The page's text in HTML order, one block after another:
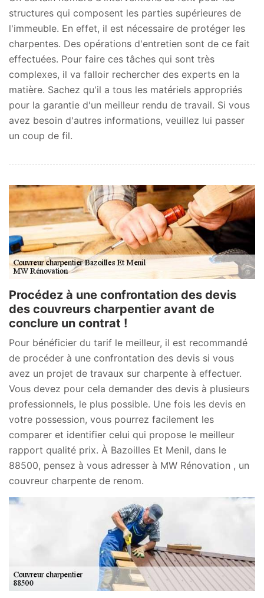
structures qui composent les parties supérieures de
l'immeuble. En effet, il est nécessaire de protéger les
charpentes. Des opérations d'entretien sont de ce fait
effectuées. Pour faire ces tâches qui sont très
complexes, il va falloir rechercher des experts en la
matière. Sachez qu'il a tous les matériels appropriés
pour la garantie d'un meilleur rendu de travail. Si vous
avez besoin d'autres informations, veuillez lui passer
un coup de fil.
Procédez à une confrontation des devis
des couvreurs charpentier avant de
conclure un contrat !
Pour bénéficier du tarif le meilleur, il est recommandé
de procéder à une confrontation des devis si vous
avez un projet de travaux sur charpente à effectuer.
Vous devez pour cela demander des devis à plusieurs
professionnels, le plus possible. Une fois les devis en
votre possession, vous pourrez facilement les
comparer et identifier celui qui propose le meilleur
rapport qualité prix. À Bazoilles Et Menil, dans le
88500, pensez à vous adresser à MW Rénovation , un
couvreur charpente de renom.